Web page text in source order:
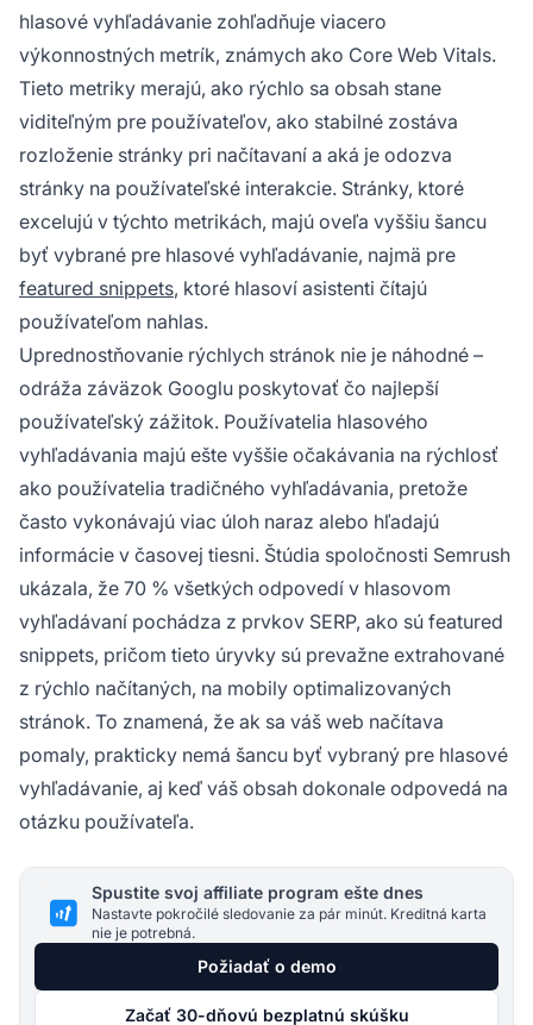
hlasové vyhľadávanie zohľadňuje viacero
výkonnostných metrík, známych ako Core Web Vitals.
Tieto metriky merajú, ako rýchlo sa obsah stane
viditeľným pre používateľov, ako stabilné zostáva
rozloženie stránky pri načítavaní a aká je odozva
stránky na používateľské interakcie. Stránky, ktoré
excelujú v týchto metrikách, majú oveľa vyššiu šancu
byť vybrané pre hlasové vyhľadávanie, najmä pre
featured snippets, ktoré hlasoví asistenti čítajú
používateľom nahlas.
Uprednostňovanie rýchlych stránok nie je náhodné –
odráža záväzok Googlu poskytovať čo najlepší
používateľský zážitok. Používatelia hlasového
vyhľadávania majú ešte vyššie očakávania na rýchlosť
ako používatelia tradičného vyhľadávania, pretože
často vykonávajú viac úloh naraz alebo hľadajú
informácie v časovej tiesni. Štúdia spoločnosti Semrush
ukázala, že 70 % všetkých odpovedí v hlasovom
vyhľadávaní pochádza z prvkov SERP, ako sú featured
snippets, pričom tieto úryvky sú prevažne extrahované
z rýchlo načítaných, na mobily optimalizovaných
stránok. To znamená, že ak sa váš web načítava
pomaly, prakticky nemá šancu byť vybraný pre hlasové
vyhľadávanie, aj keď váš obsah dokonale odpovedá na
otázku používateľa.
Spustite svoj affiliate program ešte dnes
Nastavte pokročilé sledovanie za pár minút. Kreditná karta
nie je potrebná.
Požiadať o demo
Začať 30-dňovú bezplatnú skúšku